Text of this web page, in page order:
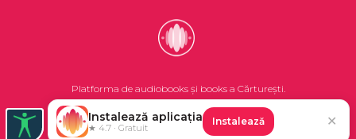
Platforma de audiobooks și books a Cărturești.
©2026 Nemo EPG SRL. Toate drepturile rezervate.
Instalează aplicația
★ 4.7 · Gratuit
Instalează ✕